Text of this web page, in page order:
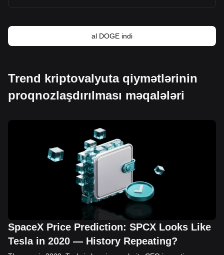
al DOGE indi
Trend kriptovalyuta qiymətlərinin
proqnozlaşdırılması məqalələri
SpaceX Price Prediction: SPCX Looks Like
Tesla in 2020 — History Repeating?